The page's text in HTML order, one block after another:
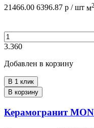
21466.00 6396.87 р / шт м2
3.360
Добавлен в корзину
В 1 клик
В корзину
Керамогранит